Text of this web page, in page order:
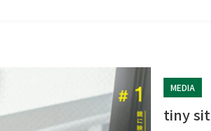
MEDIA
tiny